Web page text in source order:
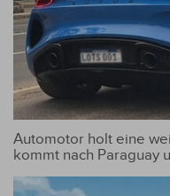
Automotor holt eine
kommt nach Paraguay